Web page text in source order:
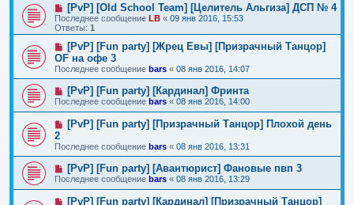
[PvP] [Old School Team] [Целитель Альгиза] ДСП № 4
Последнее сообщение LB « 09 янв 2016, 15:53
Ответы: 1
[PvP] [Fun party] [Жрец Евы] [Призрачный Танцор]
OF на офе 3
Последнее сообщение bars « 08 янв 2016, 14:07
[PvP] [Fun party] [Кардинал] Фринта
Последнее сообщение bars « 08 янв 2016, 14:00
[PvP] [Fun party] [Призрачный Танцор] Плохой день
2
Последнее сообщение bars « 08 янв 2016, 13:31
[PvP] [Fun party] [Авантюрист] Фановые пвп 3
Последнее сообщение bars « 08 янв 2016, 13:29
[PvP] [Fun party] [Кардинал] [Призрачный Танцор]